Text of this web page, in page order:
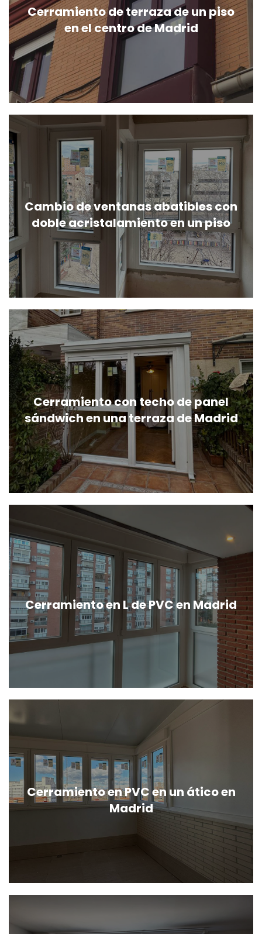
Cerramiento de terraza de un piso
en el centro de Madrid
Cambio de ventanas abatibles con
doble acristalamiento en un piso
Cerramiento con techo de panel
sándwich en una terraza de Madrid
Cerramiento en L de PVC en Madrid
Cerramiento en PVC en un ático en
Madrid